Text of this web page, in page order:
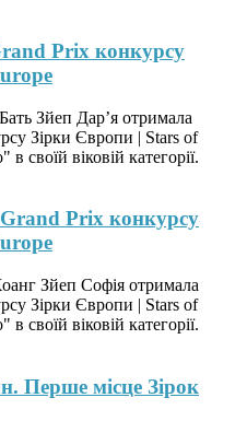
Prix конкурсу
Зйеп Дар’я отримала
Зірки Європи | Stars of
своїй віковій категорії.
Prix конкурсу
Зйеп Софія отримала
Зірки Європи | Stars of
своїй віковій категорії.
Перше місце Зірок